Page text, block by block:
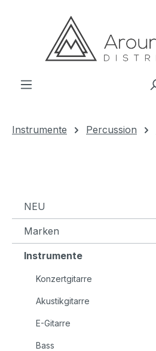
Zum Hauptinhalt springen
Instrumente Percussion
NEU
Marken
Instrumente
Konzertgitarre
Akustikgitarre
E-Gitarre
Bass